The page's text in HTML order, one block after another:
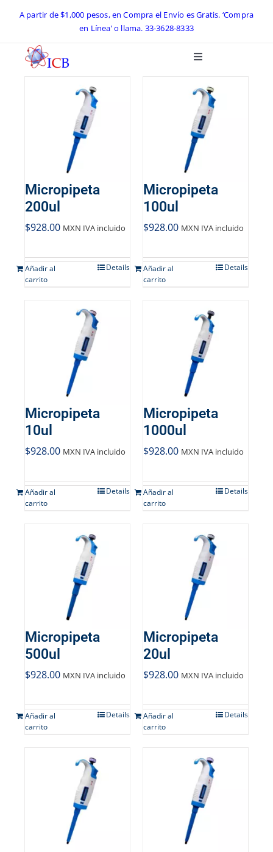
content
A partir de $1,000 pesos, en Compra el Envío es Gratis. ‘Compra
en Línea’ o llama. 33-3628-8333
Toggle
Catálogo ICB 2026
Equipos de Laboratorio
Preguntas Frecuentes
Contacto
Mi cuenta
Micropipeta
200ul
$928.00 MXN IVA incluido
Añadir al
carrito
Details
Micropipeta
100ul
$928.00 MXN IVA incluido
Añadir al
carrito
Details
Micropipeta
10ul
$928.00 MXN IVA incluido
Añadir al
carrito
Details
Micropipeta
1000ul
$928.00 MXN IVA incluido
Añadir al
carrito
Details
Micropipeta
500ul
$928.00 MXN IVA incluido
Añadir al
carrito
Details
Micropipeta
20ul
$928.00 MXN IVA incluido
Añadir al
carrito
Details